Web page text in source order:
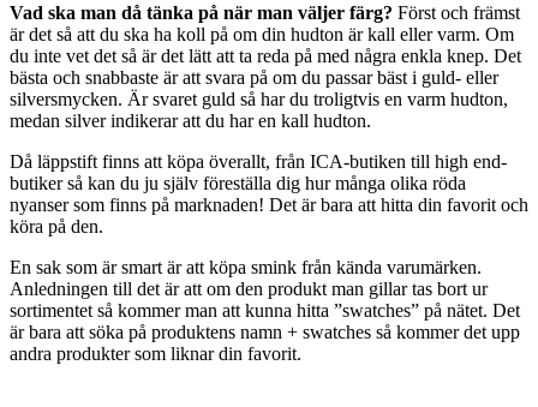
Vad ska man då tänka på när man väljer färg? Först och främst
är det så att du ska ha koll på om din hudton är kall eller varm. Om
du inte vet det så är det lätt att ta reda på med några enkla knep. Det
bästa och snabbaste är att svara på om du passar bäst i guld- eller
silversmycken. Är svaret guld så har du troligtvis en varm hudton,
medan silver indikerar att du har en kall hudton.
Då läppstift finns att köpa överallt, från ICA-butiken till high end-
butiker så kan du ju själv föreställa dig hur många olika röda
nyanser som finns på marknaden! Det är bara att hitta din favorit och
köra på den.
En sak som är smart är att köpa smink från kända varumärken.
Anledningen till det är att om den produkt man gillar tas bort ur
sortimentet så kommer man att kunna hitta ”swatches” på nätet. Det
är bara att söka på produktens namn + swatches så kommer det upp
andra produkter som liknar din favorit.